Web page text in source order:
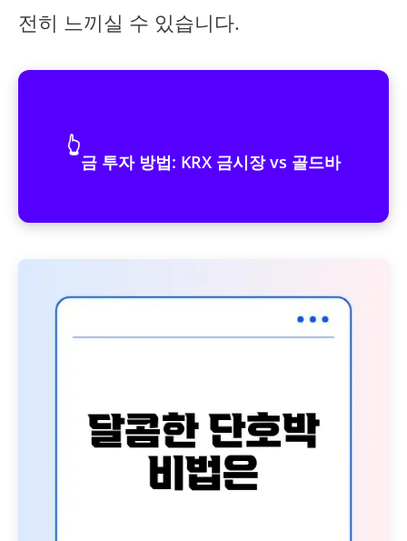
전히 느끼실 수 있습니다.
👆
금 투자 방법: KRX 금시장 vs 골드바